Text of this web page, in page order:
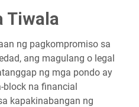
Tiwala
ng pagkompromiso sa
ang magulang o legal
ng mga pondo ay
block na financial
kapakinabangan ng